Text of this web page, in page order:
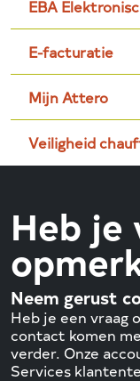
EBA
E-facturatie
Mijn Attero
Veiligheid
Heb je
Neem gerust
Heb je een vraag
contact komen
verder. Onze
Services